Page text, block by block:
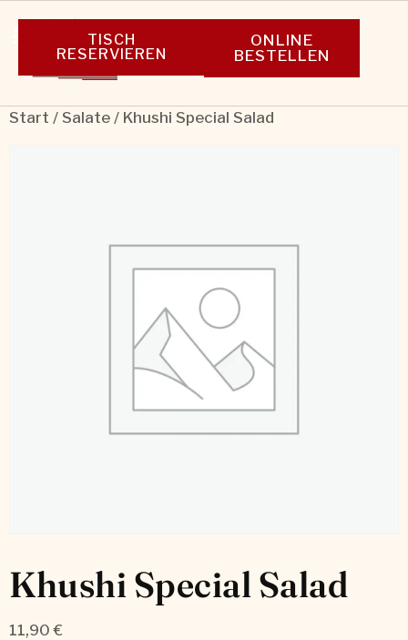
TISCH
RESERVIEREN
ONLINE
BESTELLEN
Start / Salate / Khushi Special Salad
Khushi Special Salad
11,90€